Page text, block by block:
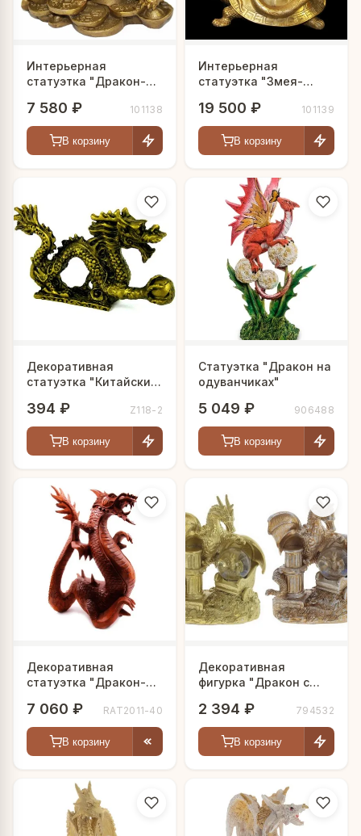
Интерьерная
статуэтка "Дракон-
7 580 ₽ 101138
В корзину
Интерьерная
статуэтка "Змея-
19 500 ₽ 101139
В корзину
Декоративная
статуэтка "Китайский
394 ₽ Z118-2
В корзину
Статуэтка "Дракон на
одуванчиках"
5 049 ₽ 906488
В корзину
Декоративная
статуэтка "Дракон-
7 060 ₽ RAT2011-40
В корзину
Декоративная
фигурка "Дракон с
2 394 ₽ 794532
В корзину